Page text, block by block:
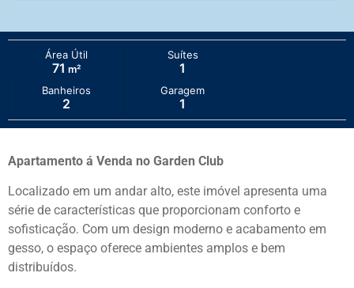
Área Útil
71 m²
Suítes
1
Banheiros
2
Garagem
1
Apartamento á Venda no Garden Club
Localizado em um andar alto, este imóvel apresenta uma
série de características que proporcionam conforto e
sofisticação. Com um design moderno e acabamento em
gesso, o espaço oferece ambientes amplos e bem
distribuídos.